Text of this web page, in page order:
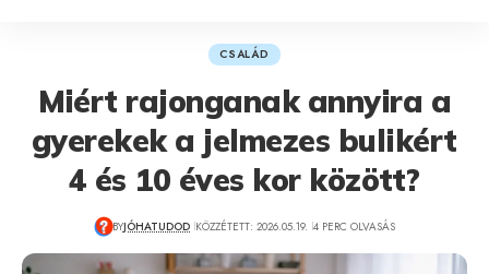
CSALÁD
Miért rajonganak annyira a
gyerekek a jelmezes bulikért
4 és 10 éves kor között?
BYJÓHATUDOD KÖZZÉTETT: 2026.05.19. 4 PERC OLVASÁS